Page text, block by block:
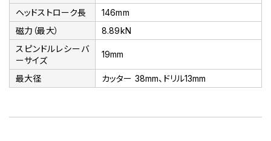
ヘッドストローク長
146mm
磁力（最大）
8.89kN
スピンドルレシーバ
ーサイズ
19mm
最大径 カッター 38mm、ドリル13mm